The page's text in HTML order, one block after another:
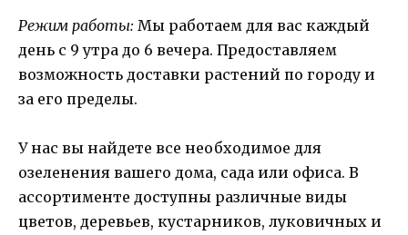
Режим работы: Мы работаем для вас каждый
день с 9 утра до 6 вечера. Предоставляем
возможность доставки растений по городу и
за его пределы.
У нас вы найдете все необходимое для
озеленения вашего дома, сада или офиса. В
ассортименте доступны различные виды
цветов, деревьев, кустарников, луковичных и